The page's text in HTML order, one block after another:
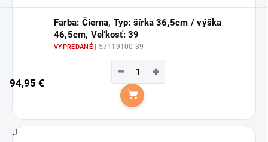
Farba: Čierna, Typ: šírka 36,5cm / výška
46,5cm, Veľkosť: 39
VYPREDANÉ | 57119100-39
94,95 €
+
−
Do košíka
J